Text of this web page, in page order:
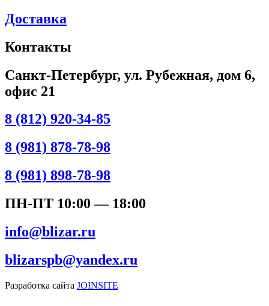
Доставка
Контакты
Санкт-Петербург, ул. Рубежная, дом 6,
офис 21
8 (812) 920-34-85
8 (981) 878-78-98
8 (981) 898-78-98
ПН-ПТ 10:00 — 18:00
info@blizar.ru
blizarspb@yandex.ru
Разработка сайта JOINSITE